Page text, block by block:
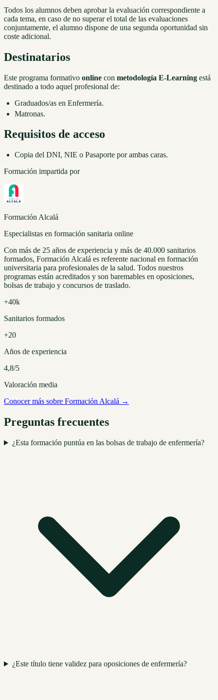
Todos los alumnos deben aprobar la evaluación correspondiente a
cada tema, en caso de no superar el total de las evaluaciones
conjuntamente, el alumno dispone de una segunda oportunidad sin
coste adicional.
Destinatarios
Este programa formativo online con metodología E-Learning está
destinado a todo aquel profesional de:
Graduados/as en Enfermería.
Matronas.
Requisitos de acceso
Copia del DNI, NIE o Pasaporte por ambas caras.
Formación impartida por
Formación Alcalá
Especialistas en formación sanitaria online
Con más de 25 años de experiencia y más de 40.000 sanitarios
formados, Formación Alcalá es referente nacional en formación
universitaria para profesionales de la salud. Todos nuestros
programas están acreditados y son baremables en oposiciones,
bolsas de trabajo y concursos de traslado.
+40k
Sanitarios formados
+20
Años de experiencia
4,8/5
Valoración media
Conocer más sobre Formación Alcalá →
Preguntas frecuentes
¿Esta formación puntúa en las bolsas de trabajo de enfermería?
¿Este título tiene validez para oposiciones de enfermería?